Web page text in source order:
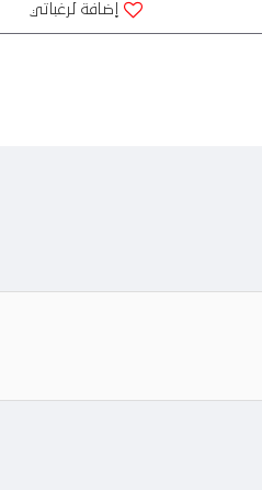
إضافة لرغباتي